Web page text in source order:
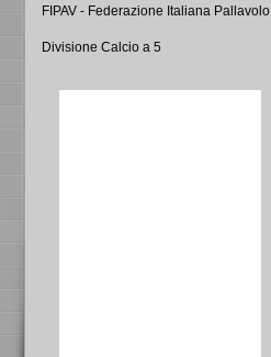
FIPAV - Federazione Italiana Pallavolo
Divisione Calcio a 5